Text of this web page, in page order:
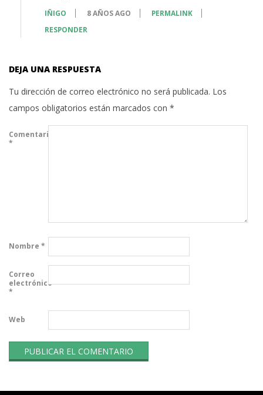
IÑIGO 8 AÑOS AGO
PERMALINK
RESPONDER
DEJA UNA RESPUESTA
Tu dirección de correo electrónico no será publicada. Los
campos obligatorios están marcados con *
Comentario
*
Nombre *
Correo
electrónico
*
Web